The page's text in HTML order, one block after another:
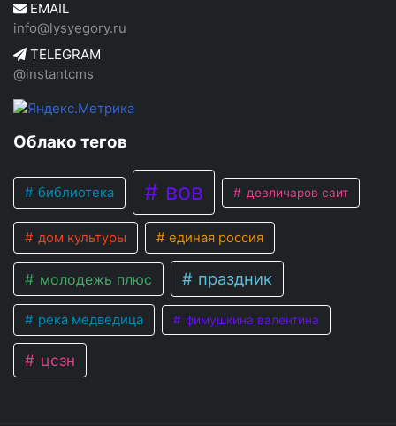
EMAIL
info@lysyegory.ru
TELEGRAM
@instantcms
Облако тегов
библиотека вов девличаров саит
дом культуры единая россия
молодежь плюс праздник
река медведица фимушкина валентина
цсзн